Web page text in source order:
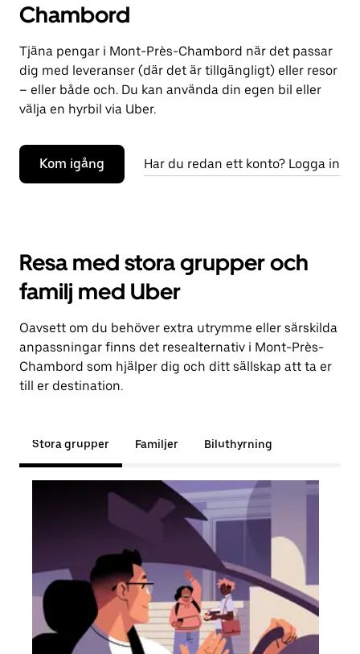
Chambord
Tjäna pengar i Mont-Près-Chambord när det passar
dig med leveranser (där det är tillgängligt) eller resor
– eller både och. Du kan använda din egen bil eller
välja en hyrbil via Uber.
Kom igång Har du redan ett konto? Logga in
Resa med stora grupper och
familj med Uber
Oavsett om du behöver extra utrymme eller särskilda
anpassningar finns det resealternativ i Mont-Près-
Chambord som hjälper dig och ditt sällskap att ta er
till er destination.
Stora grupper Familjer Biluthyrning